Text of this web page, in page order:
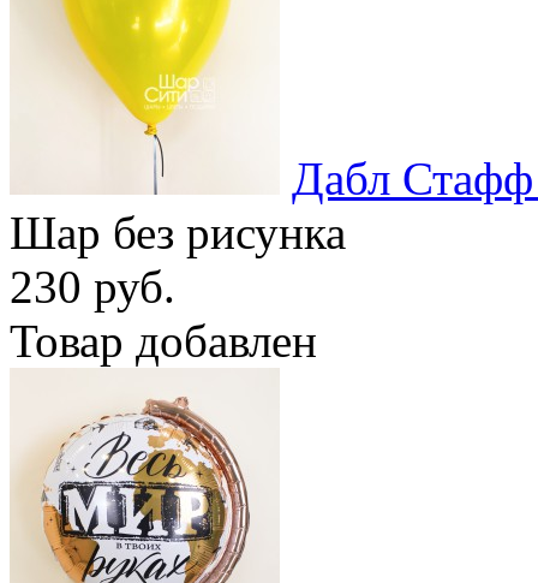
Дабл
Шар без рисунка
230 руб.
Товар добавлен